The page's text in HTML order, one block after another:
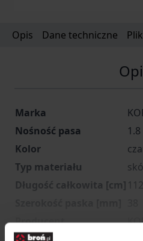
Opis Dane techniczne
Marka
Nośność pasa
1.8
Kolor
Typ materiału
Długość całkowita [cm] 112
Producent